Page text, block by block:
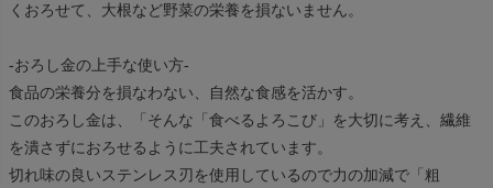
くおろせて、大根など野菜の栄養を損ないません。
-おろし金の上手な使い方-
食品の栄養分を損なわない、自然な食感を活かす。
このおろし金は、「そんな「食べるよろこび」を大切に考え、繊維
を潰さずにおろせるように工夫されています。
切れ味の良いステンレス刃を使用しているので力の加減で「粗